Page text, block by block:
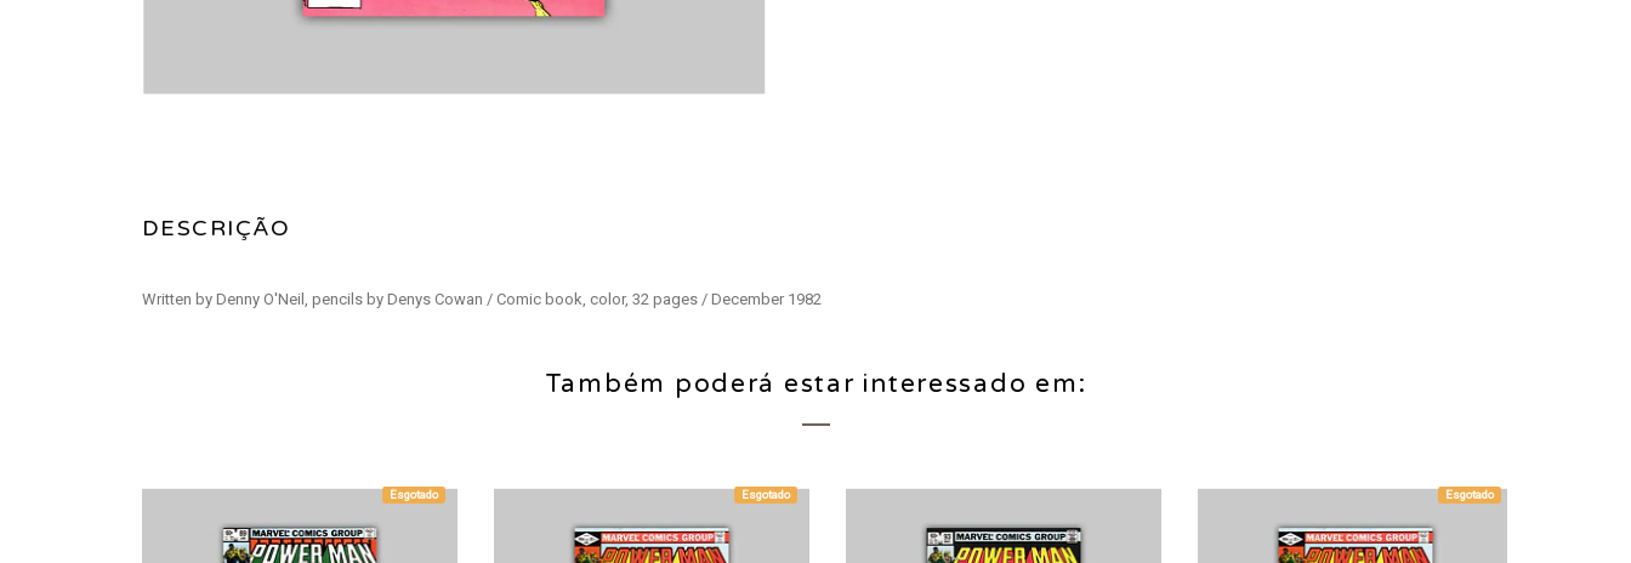
DESCRIÇÃO
Written by Denny O'Neil, pencils by Denys Cowan / Comic book, color, 32 pages / December 1982
Também poderá estar interessado em:
Esgotado Esgotado Esgotado